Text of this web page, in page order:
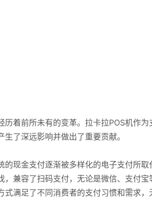
着前所未有的变革。拉卡拉POS机作
了深远影响并做出了重要贡献。
现金支付逐渐被多样化的电子支付所取
兼容了扫码支付，无论是微信、支付宝
满足了不同消费者的支付习惯和需求，